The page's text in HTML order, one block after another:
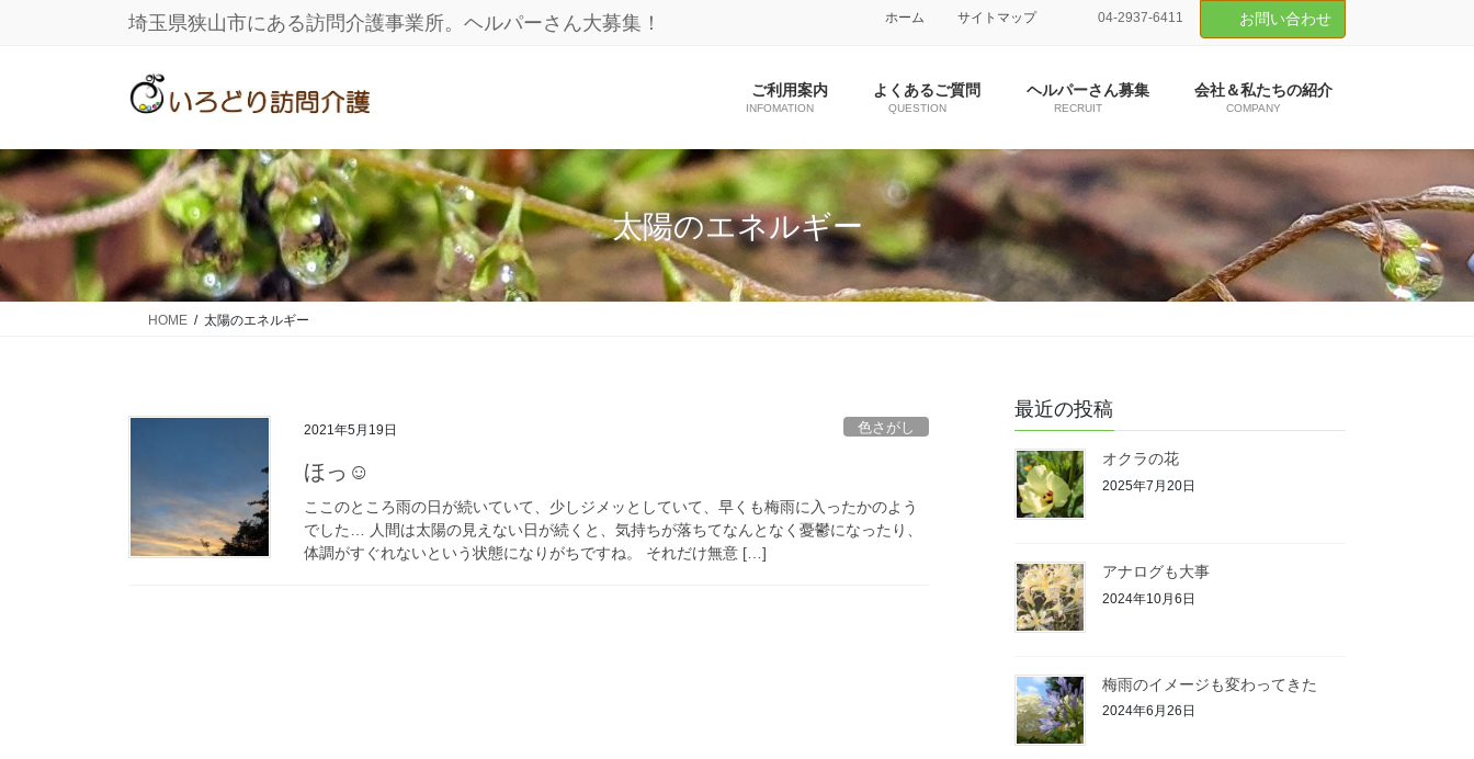
移
動
ン
に
移
埼玉県狭山市にある訪問介護事業所。ヘルパーさん大募集！ ホーム サイトマップ 04-2937-6411 お問い合わせ
ご利用案内
INFOMATION
よくあるご質問
QUESTION
ヘルパーさん募集
RECRUIT
会社＆私たちの紹介
COMPANY
太陽のエネルギー
HOME 太陽のエネルギー
2021年5月19日 色さがし
ほっ☺
ここのところ雨の日が続いていて、少しジメッとしていて、早くも梅雨に入ったかのよう
でした… 人間は太陽の見えない日が続くと、気持ちが落ちてなんとなく憂鬱になったり、
体調がすぐれないという状態になりがちですね。 それだけ無意 […]
最近の投稿
オクラの花
2025年7月20日
アナログも大事
2024年10月6日
梅雨のイメージも変わってきた
2024年6月26日